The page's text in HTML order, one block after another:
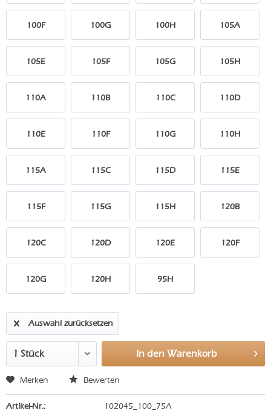
100F 100G 100H 105A
105E 105F 105G 105H
110A 110B 110C 110D
110E 110F 110G 110H
115A 115C 115D 115E
115F 115G 115H 120B
120C 120D 120E 120F
120G 120H 95H
Auswahl zurücksetzen
In den Warenkorb
Merken Bewerten
Artikel-Nr.: 102045_100_75A